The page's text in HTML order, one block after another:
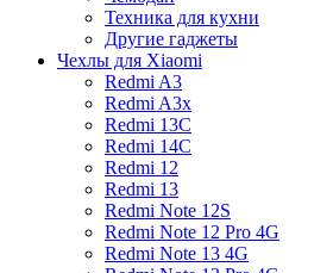
Техника для кухни
Другие гаджеты
Чехлы для Xiaomi
Redmi A3
Redmi A3x
Redmi 13C
Redmi 14C
Redmi 12
Redmi 13
Redmi Note 12S
Redmi Note 12 Pro 4G
Redmi Note 13 4G